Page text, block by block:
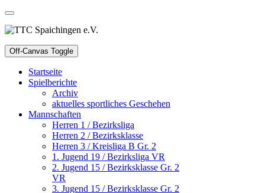
Off-Canvas Toggle
Startseite
Spielberichte
Archiv
aktuelles sportliches Geschehen
Mannschaften
Herren 1 / Bezirksliga
Herren 2 / Bezirksklasse
Herren 3 / Kreisliga B Gr. 2
1. Jugend 19 / Bezirksliga VR
2. Jugend 15 / Bezirksklasse Gr. 2
VR
3. Jugend 15 / Bezirksklasse Gr. 2